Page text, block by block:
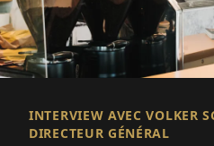
INTERVIEW AVEC VOLKER
DIRECTEUR GÉNÉRAL